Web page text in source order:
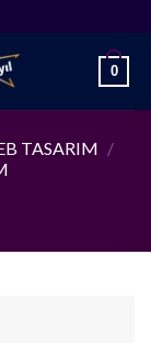
0
TASARIM /